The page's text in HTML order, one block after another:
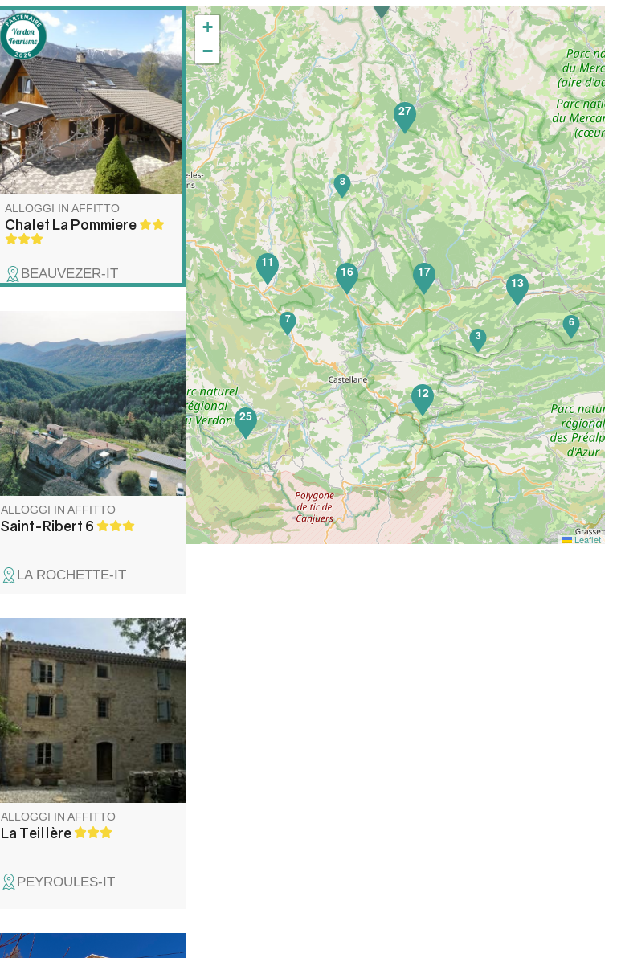
Grande chalet situato nella
graziosa frazione montana di
Villars-Heyssier, nel comune
di Beauvezer.
Splendidamente esposto a
sud, circondato da deliziosi
giardini, offre una fantastica
vista sulle montagne. Meta
ideale per le vacanze durante
tutto l'anno.
ALLOGGI IN AFFITTO
Chalet La Pommiere
BEAUVEZER-IT
Il gîte è tranquillo, nel cuore
della natura, con una vista a
360°. Ideale per rilassarsi, fare
escursioni, canyoning o andare
in bicicletta.
ALLOGGI IN AFFITTO
Saint-Ribert 6
LA ROCHETTE-IT
Grande ovile, ristrutturato con
gusto nel rispetto della pietra
antica, con travi a vista e ampio
giardino privato non recintato di
2.500 m².
ALLOGGI IN AFFITTO
La Teillère
PEYROULES-IT
25
12
3
6
13
7
16
11
17
8
27
+
−
Leaflet